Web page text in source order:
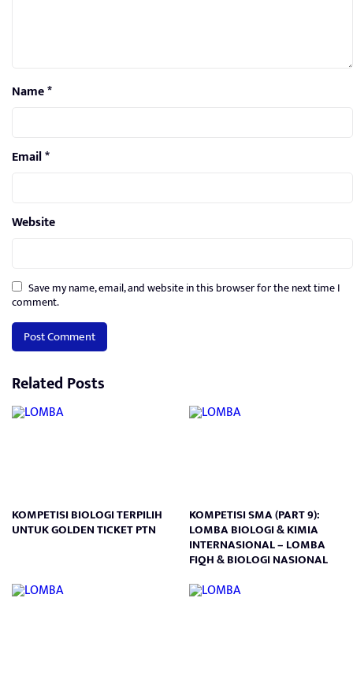
Name*
Email*
Website
Save my name, email, and website in this browser for the next time I
comment.
Related Posts
KOMPETISI BIOLOGI TERPILIH
UNTUK GOLDEN TICKET PTN
KOMPETISI SMA (PART 9):
LOMBA BIOLOGI & KIMIA
INTERNASIONAL – LOMBA
FIQH & BIOLOGI NASIONAL